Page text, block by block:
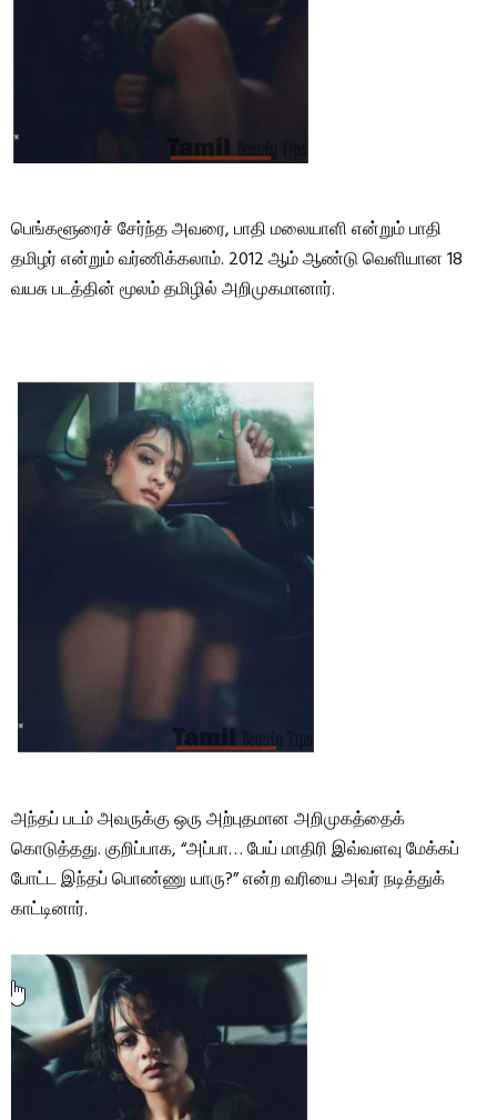
பெங்களூரைச் சேர்ந்த அவரை, பாதி மலையாளி என்றும் பாதி
தமிழர் என்றும் வர்ணிக்கலாம். 2012 ஆம் ஆண்டு வெளியான 18
வயசு படத்தின் மூலம் தமிழில் அறிமுகமானார்.
அந்தப் படம் அவருக்கு ஒரு அற்புதமான அறிமுகத்தைக்
கொடுத்தது. குறிப்பாக, “அப்பா… பேய் மாதிரி இவ்வளவு மேக்கப்
போட்ட இந்தப் பொண்ணு யாரு?” என்ற வரியை அவர் நடித்துக்
காட்டினார்.